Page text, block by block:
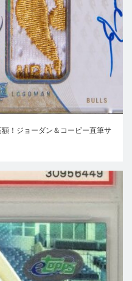
額！ジョーダン＆コービー直筆サ